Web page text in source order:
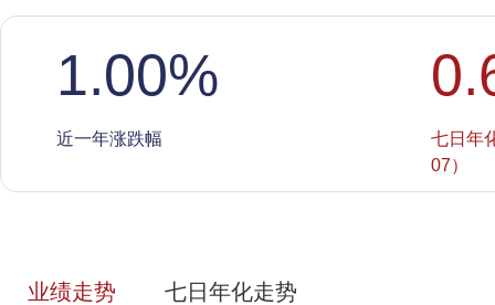
1.00%
近一年涨跌幅
七日年
07）
业绩走势 七日年化走势